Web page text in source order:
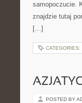
samopoczucie.
znajdzie tutaj
[…]
CATEGORIES:
POSTED BY